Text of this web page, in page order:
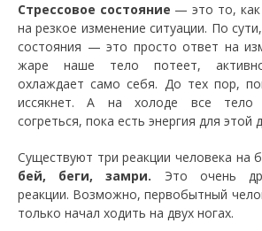
Стрессовое состояние — это то, как
на резкое изменение ситуации. По
состояния — это просто ответ на
жаре наше тело потеет,
охлаждает само себя. До тех пор,
иссякнет. А на холоде все тело
согреться, пока есть энергия для этой
Существуют три реакции человека на
бей, беги, замри. Это очень
реакции. Возможно, первобытный
только начал ходить на двух ногах.